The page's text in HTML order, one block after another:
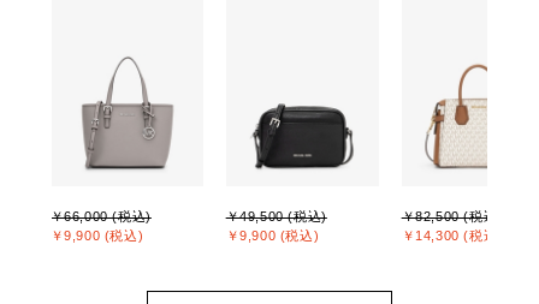
￥66,000 (税込)
￥9,900 (税込)
￥49,500 (税込)
￥9,900 (税込)
￥82,500 (税込)
￥14,300 (税込)